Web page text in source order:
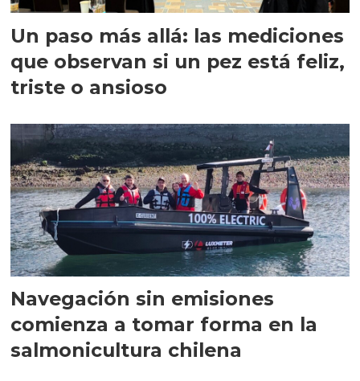
Un paso más allá: las mediciones
que observan si un pez está feliz,
triste o ansioso
Navegación sin emisiones
comienza a tomar forma en la
salmonicultura chilena